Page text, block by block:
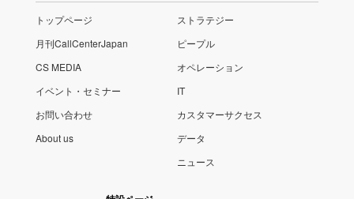
トップページ
月刊CallCenterJapan
CS MEDIA
イベント・セミナー
お問い合わせ
About us
ストラテジー
ピープル
オペレーション
IT
カスタマーサクセス
データ
ニュース